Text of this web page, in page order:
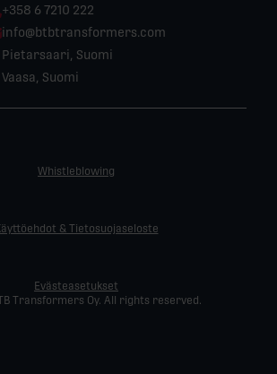
Phone:
+358 6 7210 222
Email:
info@btbtransformers.com
Location:
Pietarsaari, Suomi
Location:
Vaasa, Suomi
Transformers Oy. All rights reserved.
Whistleblowing
& Tietosuojaseloste
Evästeasetukset